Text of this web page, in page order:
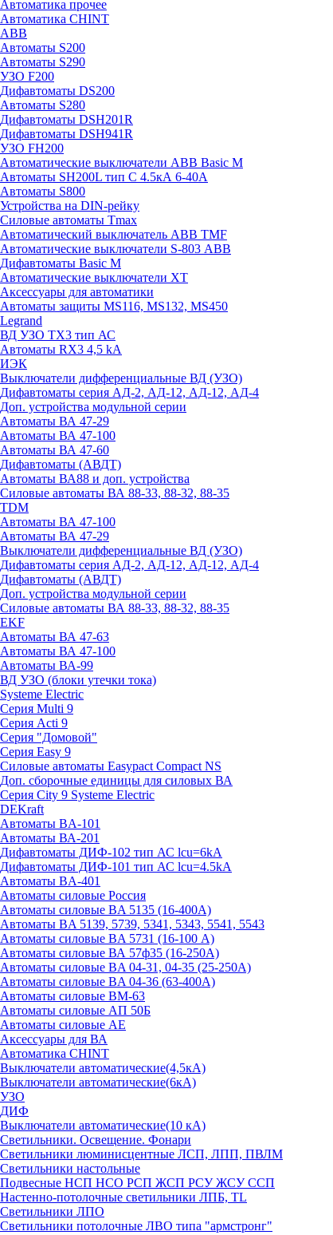
Автоматика прочее
Автоматика CHINT
ABB
Автоматы S200
Автоматы S290
УЗО F200
Дифавтоматы DS200
Автоматы S280
Дифавтоматы DSH201R
Дифавтоматы DSH941R
УЗО FH200
Автоматические выключатели ABB Basic M
Автоматы SH200L тип С 4.5кА 6-40А
Автоматы S800
Устройства на DIN-рейку
Силовые автоматы Tmax
Автоматический выключатель ABB TMF
Автоматические выключатели S-803 АВВ
Дифавтоматы Basic M
Автоматические выключатели XT
Аксессуары для автоматики
Автоматы защиты MS116, MS132, MS450
Legrand
ВД УЗО TX3 тип АС
Автоматы RX3 4,5 kA
ИЭК
Выключатели дифференциальные ВД (УЗО)
Дифавтоматы серия АД-2, АД-12, АД-12, АД-4
Доп. устройства модульной серии
Автоматы ВА 47-29
Автоматы ВА 47-100
Автоматы ВА 47-60
Дифавтоматы (АВДТ)
Автоматы ВА88 и доп. устройства
Силовые автоматы ВА 88-33, 88-32, 88-35
TDM
Автоматы ВА 47-100
Автоматы ВА 47-29
Выключатели дифференциальные ВД (УЗО)
Дифавтоматы серия АД-2, АД-12, АД-12, АД-4
Дифавтоматы (АВДТ)
Доп. устройства модульной серии
Силовые автоматы ВА 88-33, 88-32, 88-35
EKF
Автоматы ВА 47-63
Автоматы ВА 47-100
Автоматы ВА-99
ВД УЗО (блоки утечки тока)
Systeme Electric
Серия Multi 9
Серия Acti 9
Серия "Домовой"
Серия Easy 9
Силовые автоматы Easypact Compact NS
Доп. сборочные единицы для силовых ВА
Серия City 9 Systeme Electric
DEKraft
Автоматы BA-101
Автоматы ВА-201
Дифавтоматы ДИФ-102 тип АС lcu=6kA
Дифавтоматы ДИФ-101 тип АС lcu=4.5kA
Автоматы BA-401
Автоматы силовые Россия
Автоматы силовые BA 5135 (16-400А)
Автоматы BA 5139, 5739, 5341, 5343, 5541, 5543
Автоматы силовые BA 5731 (16-100 А)
Автоматы силовые ВА 57ф35 (16-250А)
Автоматы силовые BA 04-31, 04-35 (25-250А)
Автоматы силовые BA 04-36 (63-400А)
Автоматы силовые ВМ-63
Автоматы силовые АП 50Б
Автоматы силовые АЕ
Аксессуары для ВА
Автоматика CHINT
Выключатели автоматические(4,5кА)
Выключатели автоматические(6кА)
УЗО
ДИФ
Выключатели автоматические(10 кА)
Светильники. Освещение. Фонари
Светильники люминисцентные ЛСП, ЛПП, ПВЛМ
Светильники настольные
Подвесные НСП НСО РСП ЖСП РСУ ЖСУ ССП
Настенно-потолочные светильники ЛПБ, TL
Светильники ЛПО
Светильники потолочные ЛВО типа "армстронг"